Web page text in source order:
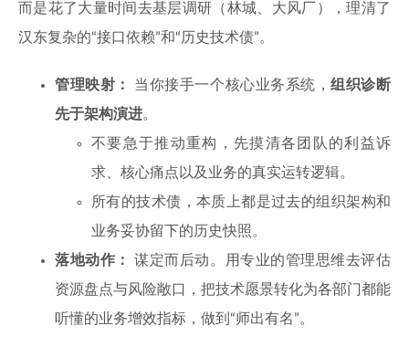
而是花了大量时间去基层调研（林城、大风厂），理清了
汉东复杂的“接口依赖”和“历史技术债”。
管理映射： 当你接手一个核心业务系统，组织诊断
先于架构演进。
不要急于推动重构，先摸清各团队的利益诉
求、核心痛点以及业务的真实运转逻辑。
所有的技术债，本质上都是过去的组织架构和
业务妥协留下的历史快照。
落地动作：
谋定而后动。用专业的管理思维去评估
资源盘点与风险敞口，把技术愿景转化为各部门都能
听懂的业务增效指标，做到“师出有名”。